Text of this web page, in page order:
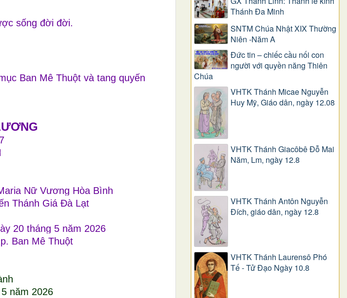
sống đời đời.
Ban Mê Thuột và tang quyến
Nữ Vương Hòa Bình
Thánh Giá Đà Lạt
20 tháng 5 năm 2026
Ban Mê Thuột
năm 2026
Thánh Đa Minh
SNTM Chúa Nhật XIX Thường
Niên -Năm A
Đức tin – chiếc cầu nối con
người với quyền năng Thiên
Chúa
VHTK Thánh Micae Nguyễn
Huy Mỹ, Giáo dân, ngày 12.08
VHTK Thánh Giacôbê Ðỗ Mai
Năm, Lm, ngày 12.8
VHTK Thánh Antôn Nguyễn
Ðích, giáo dân, ngày 12.8
VHTK Thánh Laurensô Phó
Tế - Tử Đạo Ngày 10.8